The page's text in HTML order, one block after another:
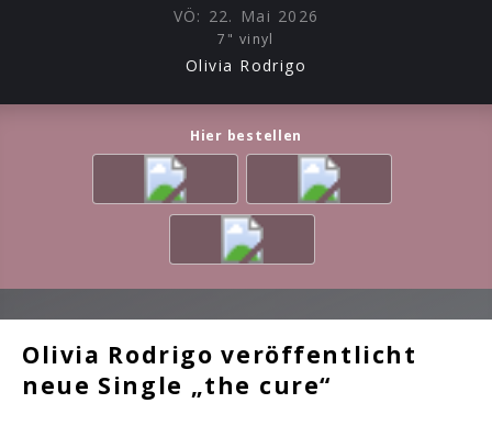
VÖ: 22. Mai 2026
7" vinyl
Olivia Rodrigo
Hier bestellen
Olivia Rodrigo veröffentlicht
neue Single „the cure“